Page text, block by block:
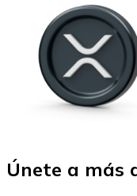
Únete a más